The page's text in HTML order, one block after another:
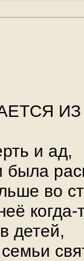
ИЗ
и ад,
была
во
когда-
детей,